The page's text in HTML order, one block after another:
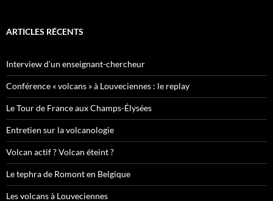
ARTICLES RÉCENTS
Interview d’un enseignant-chercheur
Conférence « volcans » à Louveciennes : le replay
Le Tour de France aux Champs-Élysées
Entretien sur la volcanologie
Volcan actif ? Volcan éteint ?
Le tephra de Romont en Belgique
Les volcans à Louveciennes